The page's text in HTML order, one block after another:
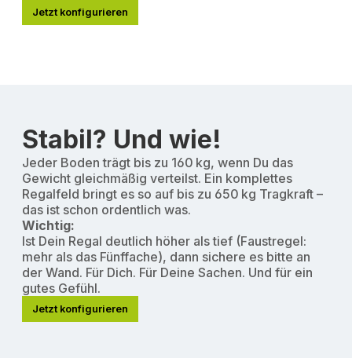
Jetzt konfigurieren
Stabil? Und wie!
Jeder Boden trägt bis zu 160 kg, wenn Du das
Gewicht gleichmäßig verteilst. Ein komplettes
Regalfeld bringt es so auf bis zu 650 kg Tragkraft –
das ist schon ordentlich was.
Wichtig:
Ist Dein Regal deutlich höher als tief (Faustregel:
mehr als das Fünffache), dann sichere es bitte an
der Wand. Für Dich. Für Deine Sachen. Und für ein
gutes Gefühl.
Jetzt konfigurieren